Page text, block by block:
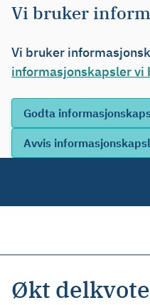
Vi bruker
Vi bruker
informasjonskapsler
Økt